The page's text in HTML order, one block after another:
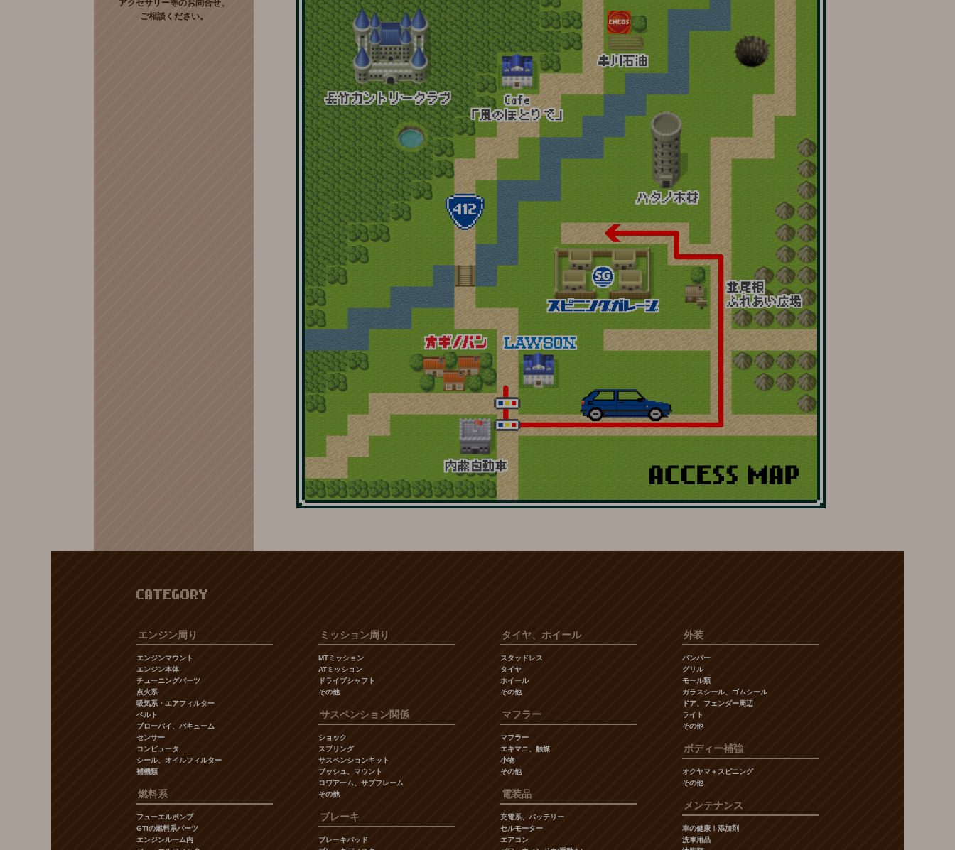
アクセサリー等のお問合せ、
ご相談ください。
CATEGORY
エンジン周り
エンジンマウント
エンジン本体
チューニングパーツ
点火系
吸気系・エアフィルター
ベルト
ブローバイ、バキューム
センサー
コンピュータ
シール、オイルフィルター
補機類
燃料系
フューエルポンプ
GTIの燃料系パーツ
エンジンルーム内
ミッション周り
MTミッション
ATミッション
ドライブシャフト
その他
サスペンション関係
ショック
スプリング
サスペンションキット
ブッシュ、マウント
ロワアーム、サブフレーム
その他
ブレーキ
ブレーキパッド
タイヤ、ホイール
スタッドレス
タイヤ
ホイール
その他
マフラー
マフラー
エキマニ、触媒
小物
その他
電装品
充電系、バッテリー
セルモーター
エアコン
外装
バンパー
グリル
モール類
ガラスシール、ゴムシール
ドア、フェンダー周辺
ライト
その他
ボディー補強
オクヤマ＋スピニング
その他
メンテナンス
車の健康！添加剤
洗車用品